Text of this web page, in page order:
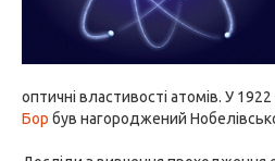
оптичні властивості атомів. У
Бор був нагороджений